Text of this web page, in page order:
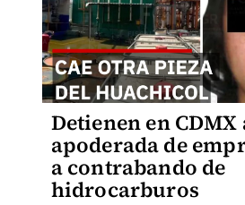
Detienen en CDMX
apoderada de
a contrabando de
hidrocarburos